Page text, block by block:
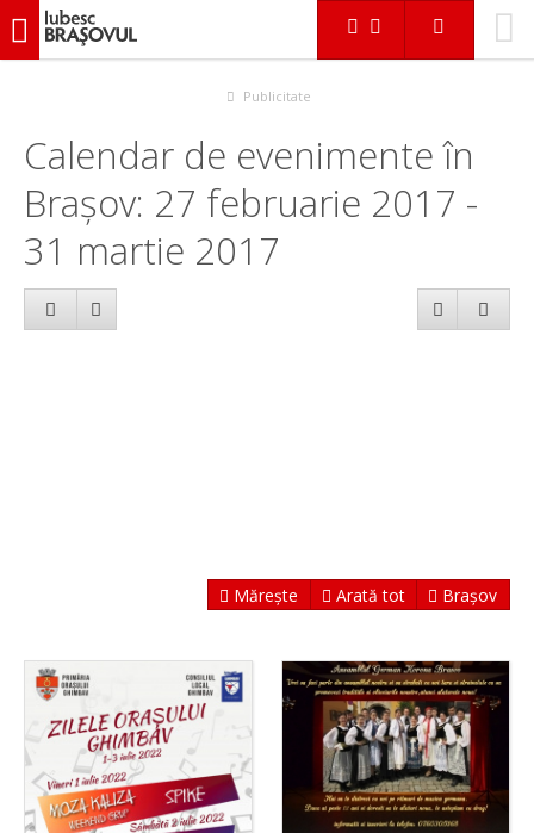
iubescbraşovul.ro
Publicitate
Calendar de evenimente în
Brașov: 27 februarie 2017 -
31 martie 2017
Mărește Arată tot Brașov